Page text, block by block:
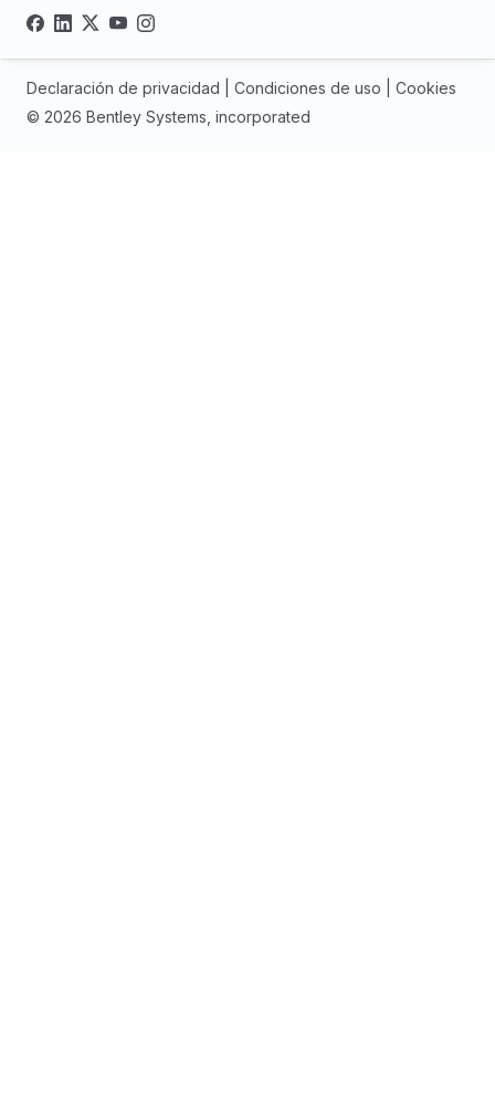
© 2026 Bentley Systems, incorporated
Declaración de privacidad Condiciones de uso Cookies